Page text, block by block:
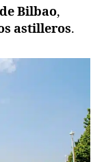
Bilbao,
astilleros.